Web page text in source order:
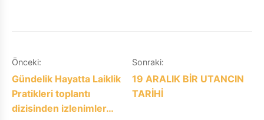
Yazı
gezinmesi
Önceki:
Gündelik Hayatta Laiklik
Pratikleri toplantı
dizisinden izlenimler…
Sonraki:
19 ARALIK BİR UTANCIN
TARİHİ